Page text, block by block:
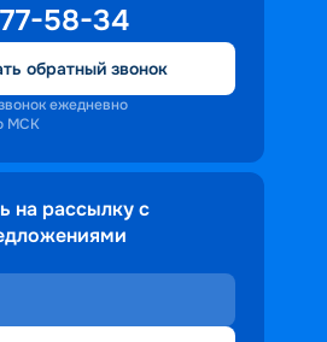
58-34
обратный звонок
ежедневно
МСК
на рассылку с